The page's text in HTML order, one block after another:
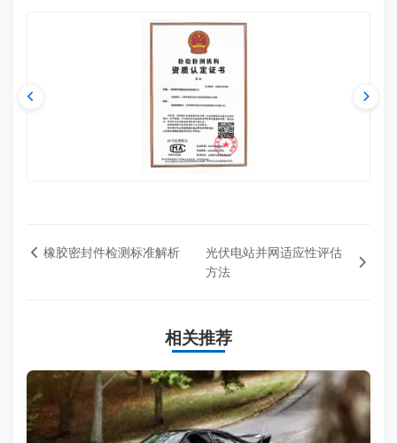
橡胶密封件检测标准解析
光伏电站并网适应性评估
方法
相关推荐